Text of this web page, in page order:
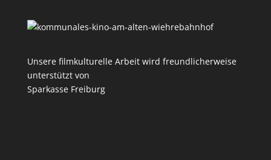
Unsere filmkulturelle Arbeit wird freundlicherweise
unterstützt von
Sparkasse Freiburg